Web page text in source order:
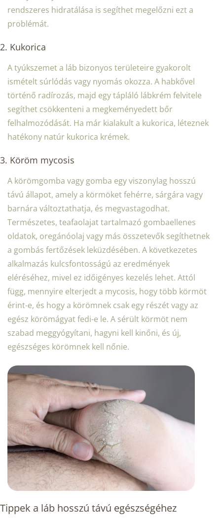
rendszeres hidratálása is segíthet megelőzni ezt a
problémát.
2. Kukorica
A tyúkszemet a láb bizonyos területeire gyakorolt ​​
ismételt súrlódás vagy nyomás okozza. A habkővel
történő radírozás, majd egy tápláló lábkrém felvitele
segíthet csökkenteni a megkeményedett bőr
felhalmozódását. Ha már kialakult a kukorica, léteznek
hatékony natúr kukorica krémek.
3. Köröm mycosis
A körömgomba vagy gomba egy viszonylag hosszú
távú állapot, amely a körmöket fehérre, sárgára vagy
barnára változtathatja, és megvastagodhat.
Természetes, teafaolajat tartalmazó gombaellenes
oldatok, oregánóolaj vagy más összetevők segíthetnek
a gombás fertőzések leküzdésében. A következetes
alkalmazás kulcsfontosságú az eredmények
eléréséhez, mivel ez időigényes kezelés lehet. Attól
függ, mennyire elterjedt a mycosis, hogy több körmöt
érint-e, és hogy a körömnek csak egy részét vagy az
egész körömágyat fedi-e le. A sérült körmöt nem
szabad meggyógyítani, hagyni kell kinőni, és új,
egészséges körömnek kell nőnie.
Tippek a láb hosszú távú egészségéhez